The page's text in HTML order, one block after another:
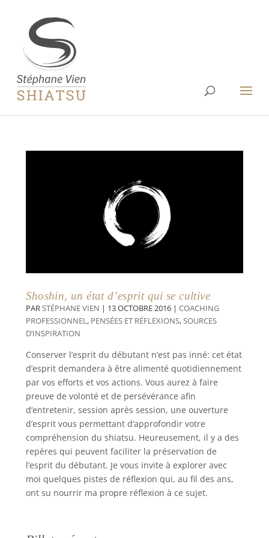
Shoshin, un état d’esprit qui se cultive
PARSTÉPHANE VIEN | 13 OCTOBRE 2016| COACHING
PROFESSIONNEL, PENSÉES ET RÉFLEXIONS,SOURCES
D’INSPIRATION
Conserver l’esprit du débutant n’est pas inné: cet état
d’esprit demandera à être alimenté quotidiennement
par vos efforts et vos actions. Vous aurez à faire
preuve de volonté et de persévérance afin
d’entretenir, session après session, une ouverture
d’esprit vous permettant d’approfondir votre
compréhension du shiatsu. Heureusement, il y a des
repères qui peuvent faciliter la préservation de
l’esprit du débutant. Je vous invite à explorer avec
moi quelques pistes de réflexion qui, au fil des ans,
ont su nourrir ma propre réflexion à ce sujet.